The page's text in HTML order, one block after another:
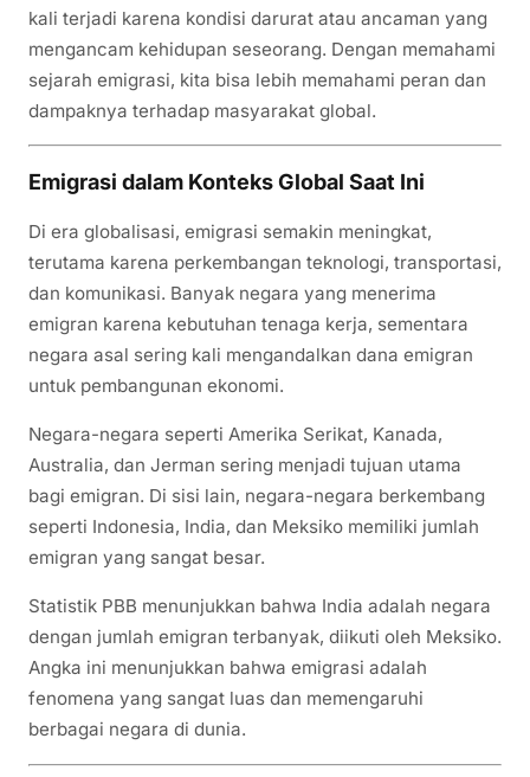
kali terjadi karena kondisi darurat atau ancaman yang
mengancam kehidupan seseorang. Dengan memahami
sejarah emigrasi, kita bisa lebih memahami peran dan
dampaknya terhadap masyarakat global.
Emigrasi dalam Konteks Global Saat Ini
Di era globalisasi, emigrasi semakin meningkat,
terutama karena perkembangan teknologi, transportasi,
dan komunikasi. Banyak negara yang menerima
emigran karena kebutuhan tenaga kerja, sementara
negara asal sering kali mengandalkan dana emigran
untuk pembangunan ekonomi.
Negara-negara seperti Amerika Serikat, Kanada,
Australia, dan Jerman sering menjadi tujuan utama
bagi emigran. Di sisi lain, negara-negara berkembang
seperti Indonesia, India, dan Meksiko memiliki jumlah
emigran yang sangat besar.
Statistik PBB menunjukkan bahwa India adalah negara
dengan jumlah emigran terbanyak, diikuti oleh Meksiko.
Angka ini menunjukkan bahwa emigrasi adalah
fenomena yang sangat luas dan memengaruhi
berbagai negara di dunia.